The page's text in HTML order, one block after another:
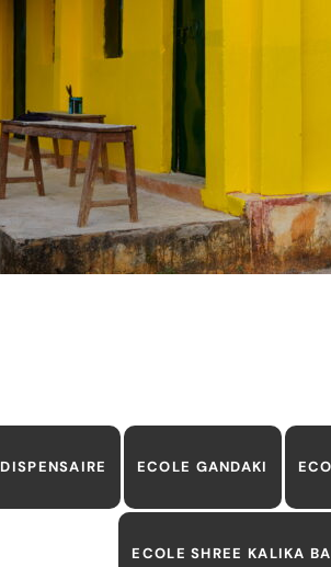
DISPENSAIRE ECOLE GANDAKI
ECOLE SHREE KALIKA